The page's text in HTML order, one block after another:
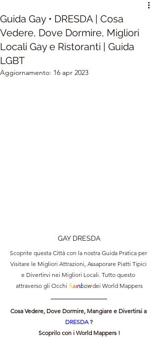
Guida Gay • DRESDA | Cosa
Vedere, Dove Dormire, Migliori
Locali Gay e Ristoranti | Guida
LGBT
Aggiornamento: 16 apr 2023
GAY DRESDA
Scoprite questa Città con la nostra Guida Pratica per
Visitare le Migliori Attrazioni, Assaporare Piatti Tipici
e Divertirvi nei Migliori Locali. Tutto questo
attraverso gli Occhi Rainbow dei World Mappers
Cosa Vedere, Dove Dormire, Mangiare e Divertirsi a
DRESDA ?
Scoprilo con i World Mappers !